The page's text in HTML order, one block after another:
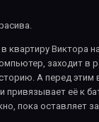
квартиру Виктора
заходит в
А перед этим
привязывает её к
пока оставляет